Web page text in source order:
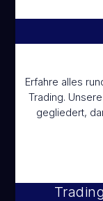
Erfahre alles
Trading.
gegliedert,